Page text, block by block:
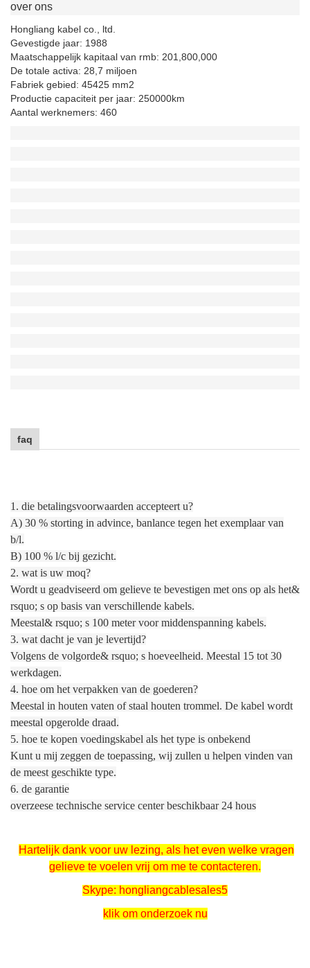
over ons
Hongliang kabel co., ltd.
Gevestigde jaar: 1988
Maatschappelijk kapitaal van rmb: 201,800,000
De totale activa: 28,7 miljoen
Fabriek gebied: 45425 mm2
Productie capaciteit per jaar: 250000km
Aantal werknemers: 460
faq
1. die betalingsvoorwaarden accepteert u?
A) 30 % storting in advince, banlance tegen het exemplaar van
b/l.
B) 100 % l/c bij gezicht.
2. wat is uw moq?
Wordt u geadviseerd om gelieve te bevestigen met ons op als het&
rsquo; s op basis van verschillende kabels.
Meestal& rsquo; s 100 meter voor middenspanning kabels.
3. wat dacht je van je levertijd?
Volgens de volgorde& rsquo; s hoeveelheid. Meestal 15 tot 30
werkdagen.
4. hoe om het verpakken van de goederen?
Meestal in houten vaten of staal houten trommel. De kabel wordt
meestal opgerolde draad.
5. hoe te kopen voedingskabel als het type is onbekend
Kunt u mij zeggen de toepassing, wij zullen u helpen vinden van
de meest geschikte type.
6. de garantie
overzeese technische service center beschikbaar 24 hous
Hartelijk dank voor uw lezing, als het even welke vragen
gelieve te voelen vrij om me te contacteren.
Skype: hongliangcablesales5
klik om onderzoek nu